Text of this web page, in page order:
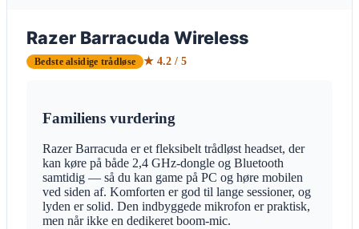
Razer Barracuda Wireless
Bedste alsidige trådløse ★ 4.2 / 5
Familiens vurdering
Razer Barracuda er et fleksibelt trådløst headset, der
kan køre på både 2,4 GHz-dongle og Bluetooth
samtidig — så du kan game på PC og høre mobilen
ved siden af. Komforten er god til lange sessioner, og
lyden er solid. Den indbyggede mikrofon er praktisk,
men når ikke en dedikeret boom-mic.